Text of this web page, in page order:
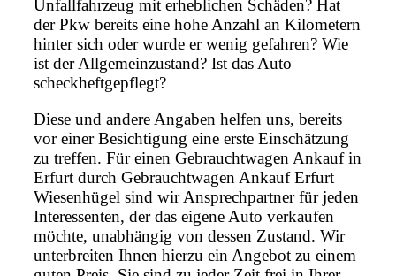
Unfallfahrzeug mit erheblichen Schäden? Hat
der Pkw bereits eine hohe Anzahl an Kilometern
hinter sich oder wurde er wenig gefahren? Wie
ist der Allgemeinzustand? Ist das Auto
scheckheftgepflegt?
Diese und andere Angaben helfen uns, bereits
vor einer Besichtigung eine erste Einschätzung
zu treffen. Für einen Gebrauchtwagen Ankauf in
Erfurt durch Gebrauchtwagen Ankauf Erfurt
Wiesenhügel sind wir Ansprechpartner für jeden
Interessenten, der das eigene Auto verkaufen
möchte, unabhängig von dessen Zustand. Wir
unterbreiten Ihnen hierzu ein Angebot zu einem